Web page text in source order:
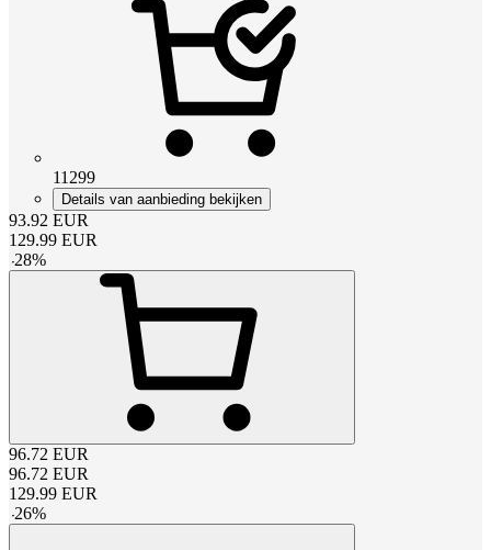
11299
Details van aanbieding bekijken
93.92 EUR
129.99 EUR
-28%
96.72 EUR
96.72 EUR
129.99 EUR
-26%